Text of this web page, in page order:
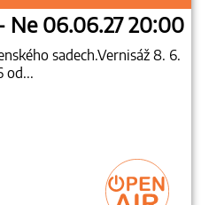
Ne 06.06.27 20:00
sadech.Vernisáž 8. 6.
od...